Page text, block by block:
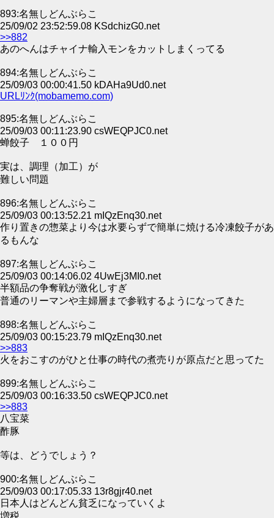
893:名無しどんぶらこ
25/09/02 23:52:59.08 KSdchizG0.net
>>882
あのへんはチャイナ輸入モンをカットしまくってる
894:名無しどんぶらこ
25/09/03 00:00:41.50 kDAHa9Ud0.net
URLﾘﾝｸ(mobamemo.com)
895:名無しどんぶらこ
25/09/03 00:11:23.90 csWEQPJC0.net
蝉餃子 １００円
実は、調理（加工）が
難しい問題
896:名無しどんぶらこ
25/09/03 00:13:52.21 mIQzEnq30.net
作り置きの惣菜より今は水要らずで簡単に焼ける冷凍餃子があ
るもんな
897:名無しどんぶらこ
25/09/03 00:14:06.02 4UwEj3MI0.net
半額品の争奪戦が激化しすぎ
普通のリーマンや主婦層まで参戦するようになってきた
898:名無しどんぶらこ
25/09/03 00:15:23.79 mIQzEnq30.net
>>883
火をおこすのがひと仕事の時代の煮売りが原点だと思ってた
899:名無しどんぶらこ
25/09/03 00:16:33.50 csWEQPJC0.net
>>883
八宝菜
酢豚
等は、どうでしょう？
900:名無しどんぶらこ
25/09/03 00:17:05.33 13r8gjr40.net
日本人はどんどん貧乏になっていくよ
増税